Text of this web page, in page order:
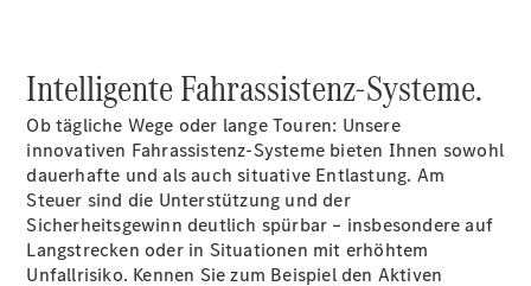
Kompaktwagen
Alle
Kompaktlimousinen
Intelligente Fahrassistenz-Systeme.
Ob tägliche Wege oder lange Touren: Unsere
innovativen Fahrassistenz-Systeme bieten Ihnen sowohl
dauerhafte und als auch situative Entlastung. Am
Steuer sind die Unterstützung und der
Sicherheitsgewinn deutlich spürbar – insbesondere auf
Langstrecken oder in Situationen mit erhöhtem
Unfallrisiko. Kennen Sie zum Beispiel den Aktiven